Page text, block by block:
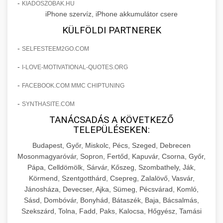
elkötelezettség erősítési módszerek
költségvetését gépi tanulással és
aikampany.hu
🍞 20. Ipari Dagasztógép
Professzionális ipari dagasztógépek és
konyhák számára. Masszív konstrukció
megbízható teljesítményhez.
chef-iparikonyhagepek.hu
Ipari hús- és sajtszeletelő gépek professzionális
állítható vastagság beállítással.
chef-iparikonyhagepek.hu
professzionális élelmiszer szeletelő
📦 22. Vákuumozó Gép
Kereskedelmi vákuumcsomagoló berendezések
élelmiszerek tartósításához. Hosszabbítsa a
szavatossági időt és tartsa meg a termék
frissességét.
chef-iparikonyhagepek.hu
vákuum lezáró berendezés
🎁 23. Vákuumfóliázó Gép
Ipari vákuumfóliázó gépek professzionális
élelmiszer-csomagolási műveletekhez.
Hatékony lezárási és tartósítási megoldások.
chef-iparikonyhagepek.hu
kereskedelmi csomagoló gép
🔥 24. Ipari Sütő és Gőzpároló +
Kereskedelmi légkeveréses sütők és gőzpárolók
professzionális konyhák számára. Nagy
kapacitású sütő- és főzőberendezés precíz
❄️ 25. Ipari Hűtőszekrény +
- KIADOSZOBAK.HU
iPhone szervíz, iPhone akkumulátor csere
KÜLFÖLDI PARTNEREK
- SELFESTEEM2GO.COM
- I-LOVE-MOTIVATIONAL-QUOTES.ORG
- FACEBOOK.COM MMC CHIPTUNING
- SYNTHASITE.COM
TANÁCSADÁS A KÖVETKEZŐ
TELEPÜLÉSEKEN:
Budapest, Győr, Miskolc, Pécs, Szeged, Debrecen
Mosonmagyaróvár, Sopron, Fertőd, Kapuvár, Csorna, Győr,
Pápa, Celldömölk, Sárvár, Kőszeg, Szombathely, Ják,
Körmend, Szentgotthárd, Csepreg, Zalalövő, Vasvár,
Jánosháza, Devecser, Ajka, Sümeg, Pécsvárad, Komló,
Sásd, Dombóvár, Bonyhád, Bátaszék, Baja, Bácsalmás,
Szekszárd, Tolna, Fadd, Paks, Kalocsa, Hőgyész, Tamási